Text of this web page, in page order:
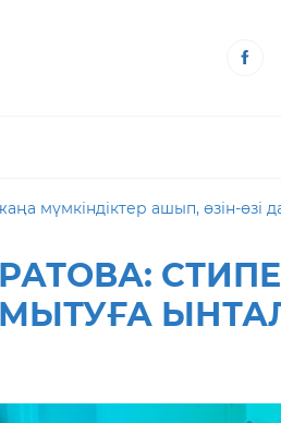
мүмкіндіктер ашып, өзін-өзі